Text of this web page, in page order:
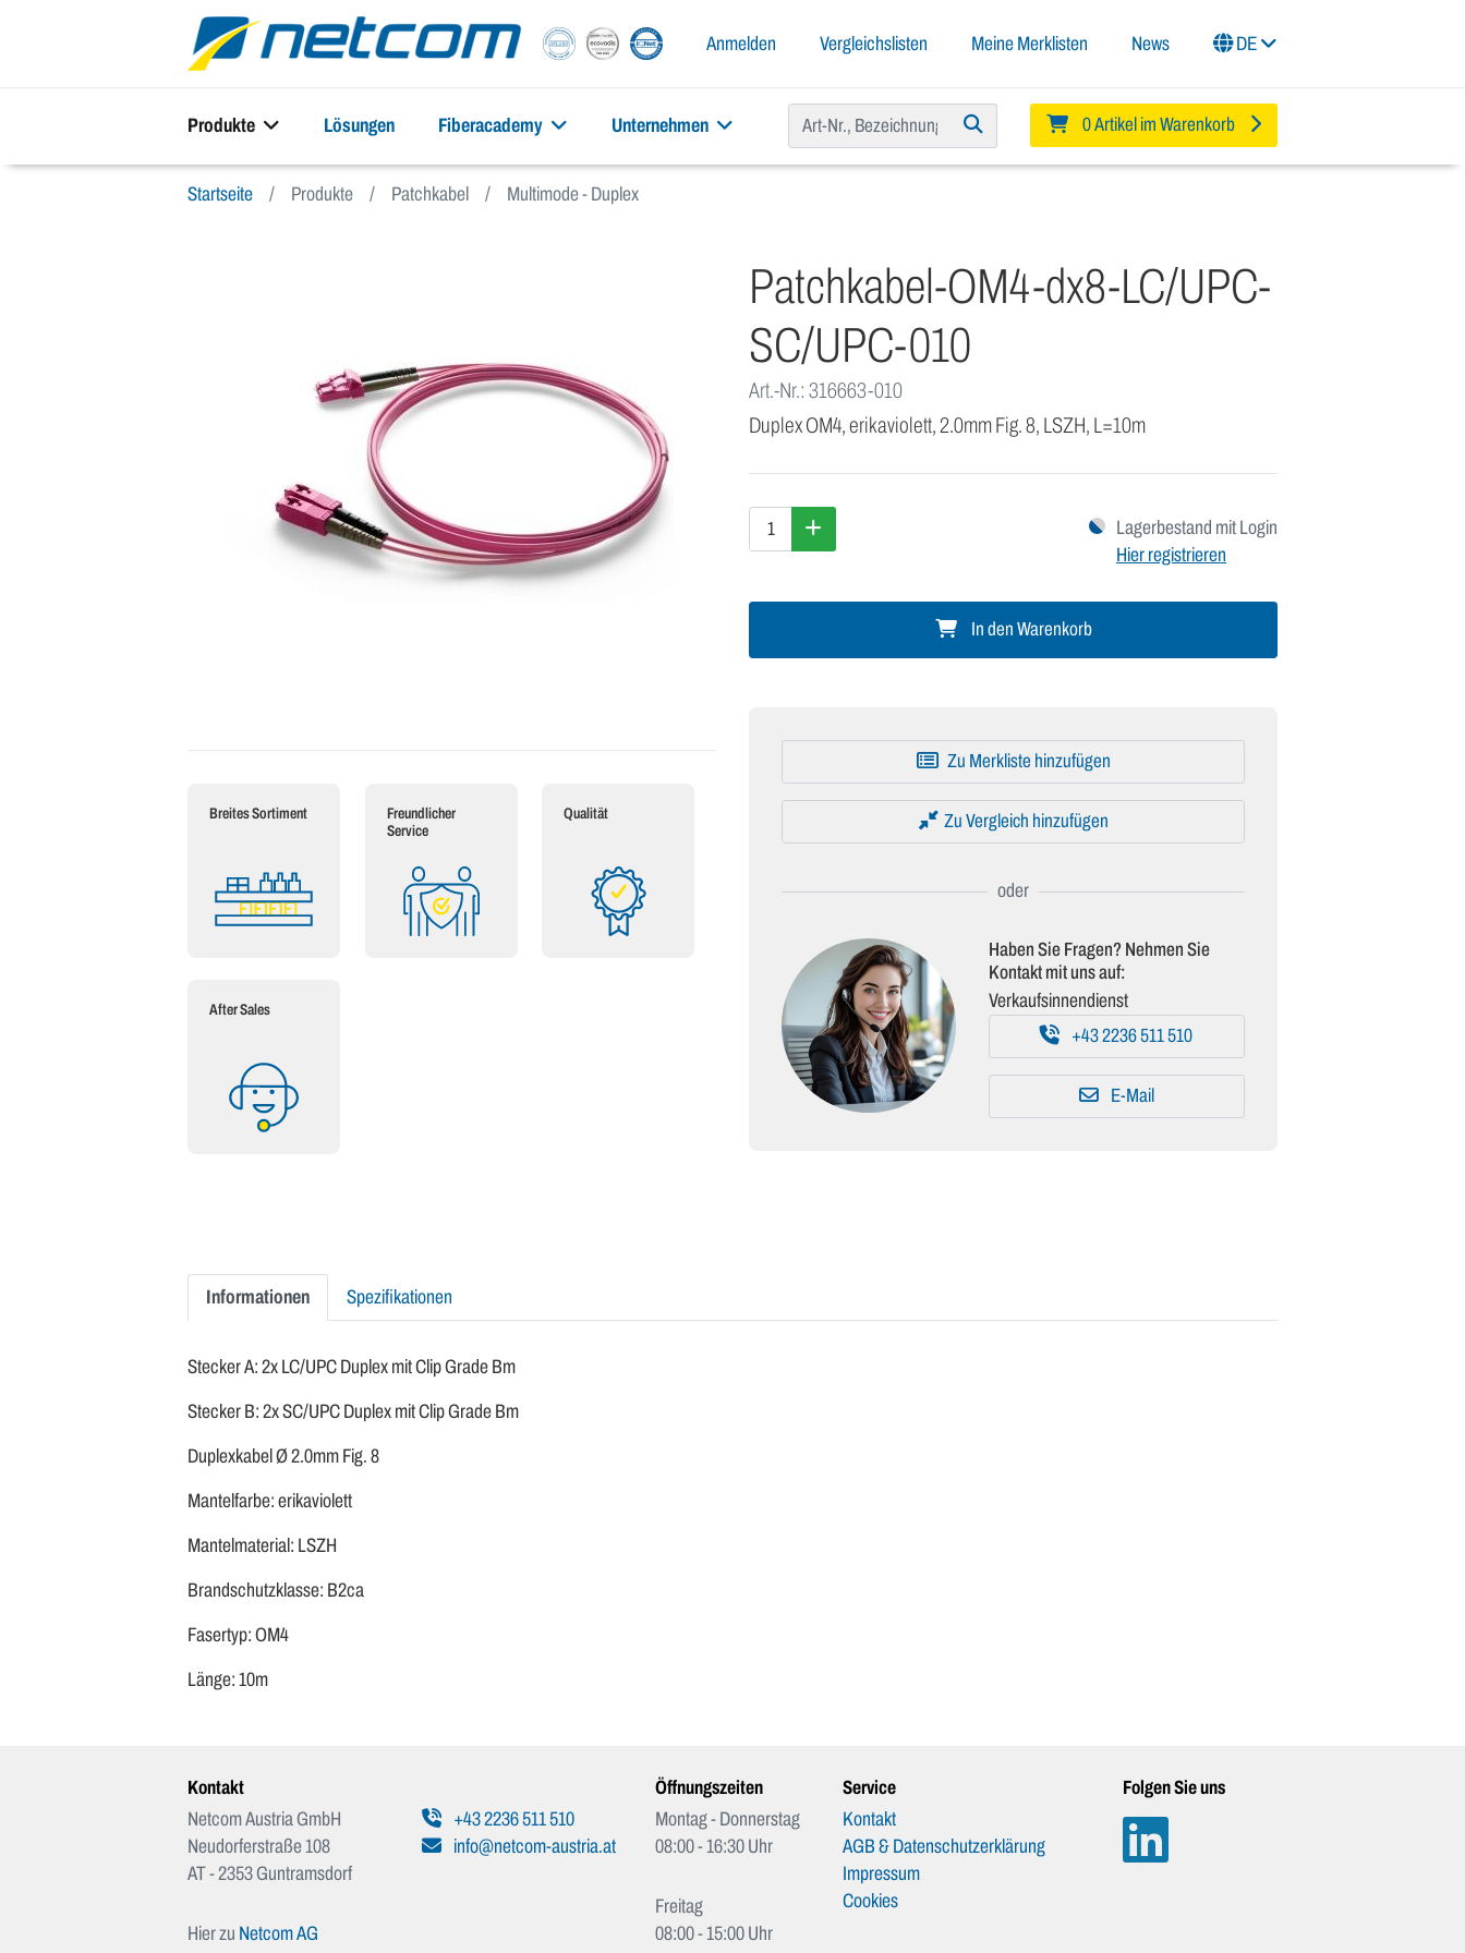
Anmelden Vergleichslisten Meine Merklisten News DE
Produkte Lösungen Fiberacademy Unternehmen 0 Artikel im Warenkorb
Startseite Produkte Patchkabel Multimode - Duplex
Breites Sortiment
Freundlicher
Service
Qualität
After Sales
Patchkabel-OM4-dx8-LC/UPC-
SC/UPC-010
Art.-Nr.: 316663-010
Duplex OM4, erikaviolett, 2.0mm Fig. 8, LSZH, L=10m
Lagerbestand mit Login
Hier registrieren
In den Warenkorb
Zu Merkliste hinzufügen
Zu Vergleich hinzufügen
Haben Sie Fragen? Nehmen Sie
Kontakt mit uns auf:
Verkaufsinnendienst
+43 2236 511 510
E-Mail
Informationen Spezifikationen
Stecker A: 2x LC/UPC Duplex mit Clip Grade Bm
Stecker B: 2x SC/UPC Duplex mit Clip Grade Bm
Duplexkabel Ø 2.0mm Fig. 8
Mantelfarbe: erikaviolett
Mantelmaterial: LSZH
Brandschutzklasse: B2ca
Fasertyp: OM4
Länge: 10m
Kontakt
Netcom Austria GmbH
Neudorferstraße 108
AT - 2353 Guntramsdorf
+43 2236 511 510
info@netcom-austria.at
Hier zu Netcom AG
Öffnungszeiten
Montag - Donnerstag
08:00 - 16:30 Uhr
Freitag
08:00 - 15:00 Uhr
Service
Kontakt
AGB & Datenschutzerklärung
Impressum
Cookies
Folgen Sie uns